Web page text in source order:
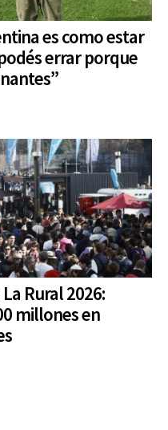
es como estar
errar porque
Rural 2026:
millones en